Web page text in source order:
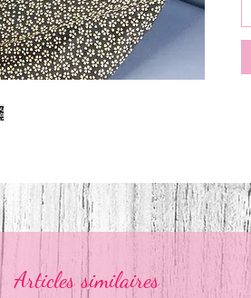
Articles similaires